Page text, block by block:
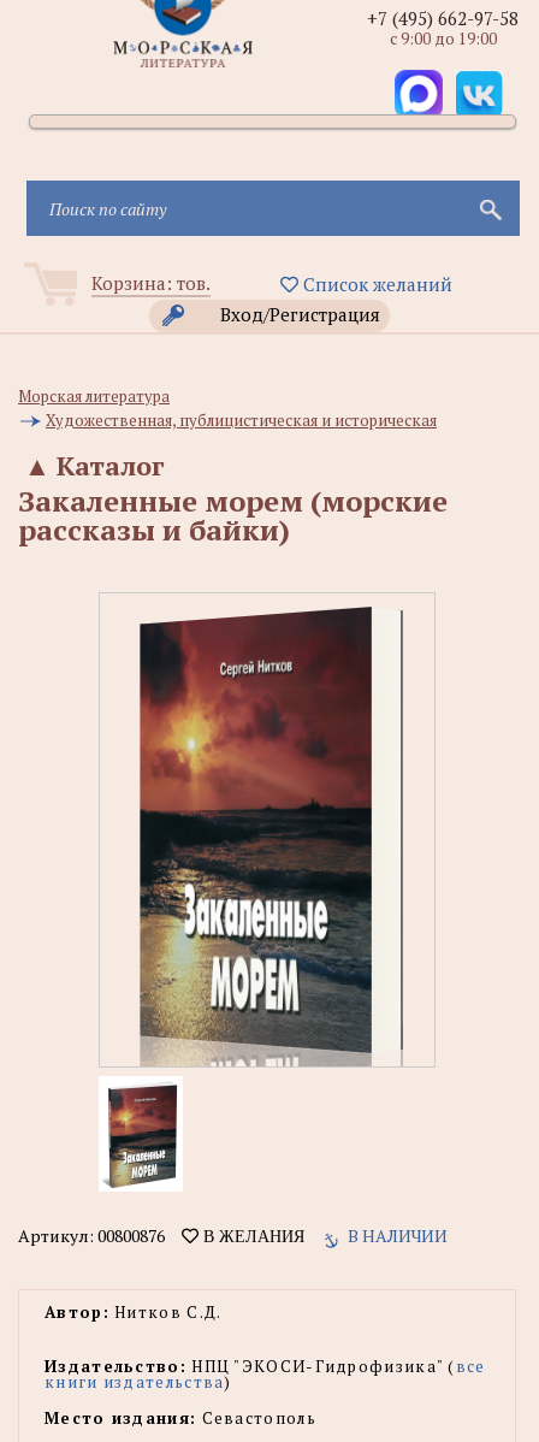
Корзина: тов.
Список желаний
Вход/Регистрация
+7 (495) 662-97-58
с 9:00 до 19:00
Морская литература
Художественная, публицистическая и историческая
Каталог
▲
Закаленные морем (морские
рассказы и байки)
Артикул: 00800876 В ЖЕЛАНИЯ В НАЛИЧИИ
Автор: Нитков С.Д.
Издательство: НПЦ "ЭКОСИ-Гидрофизика" (все
книги издательства)
Место издания: Севастополь